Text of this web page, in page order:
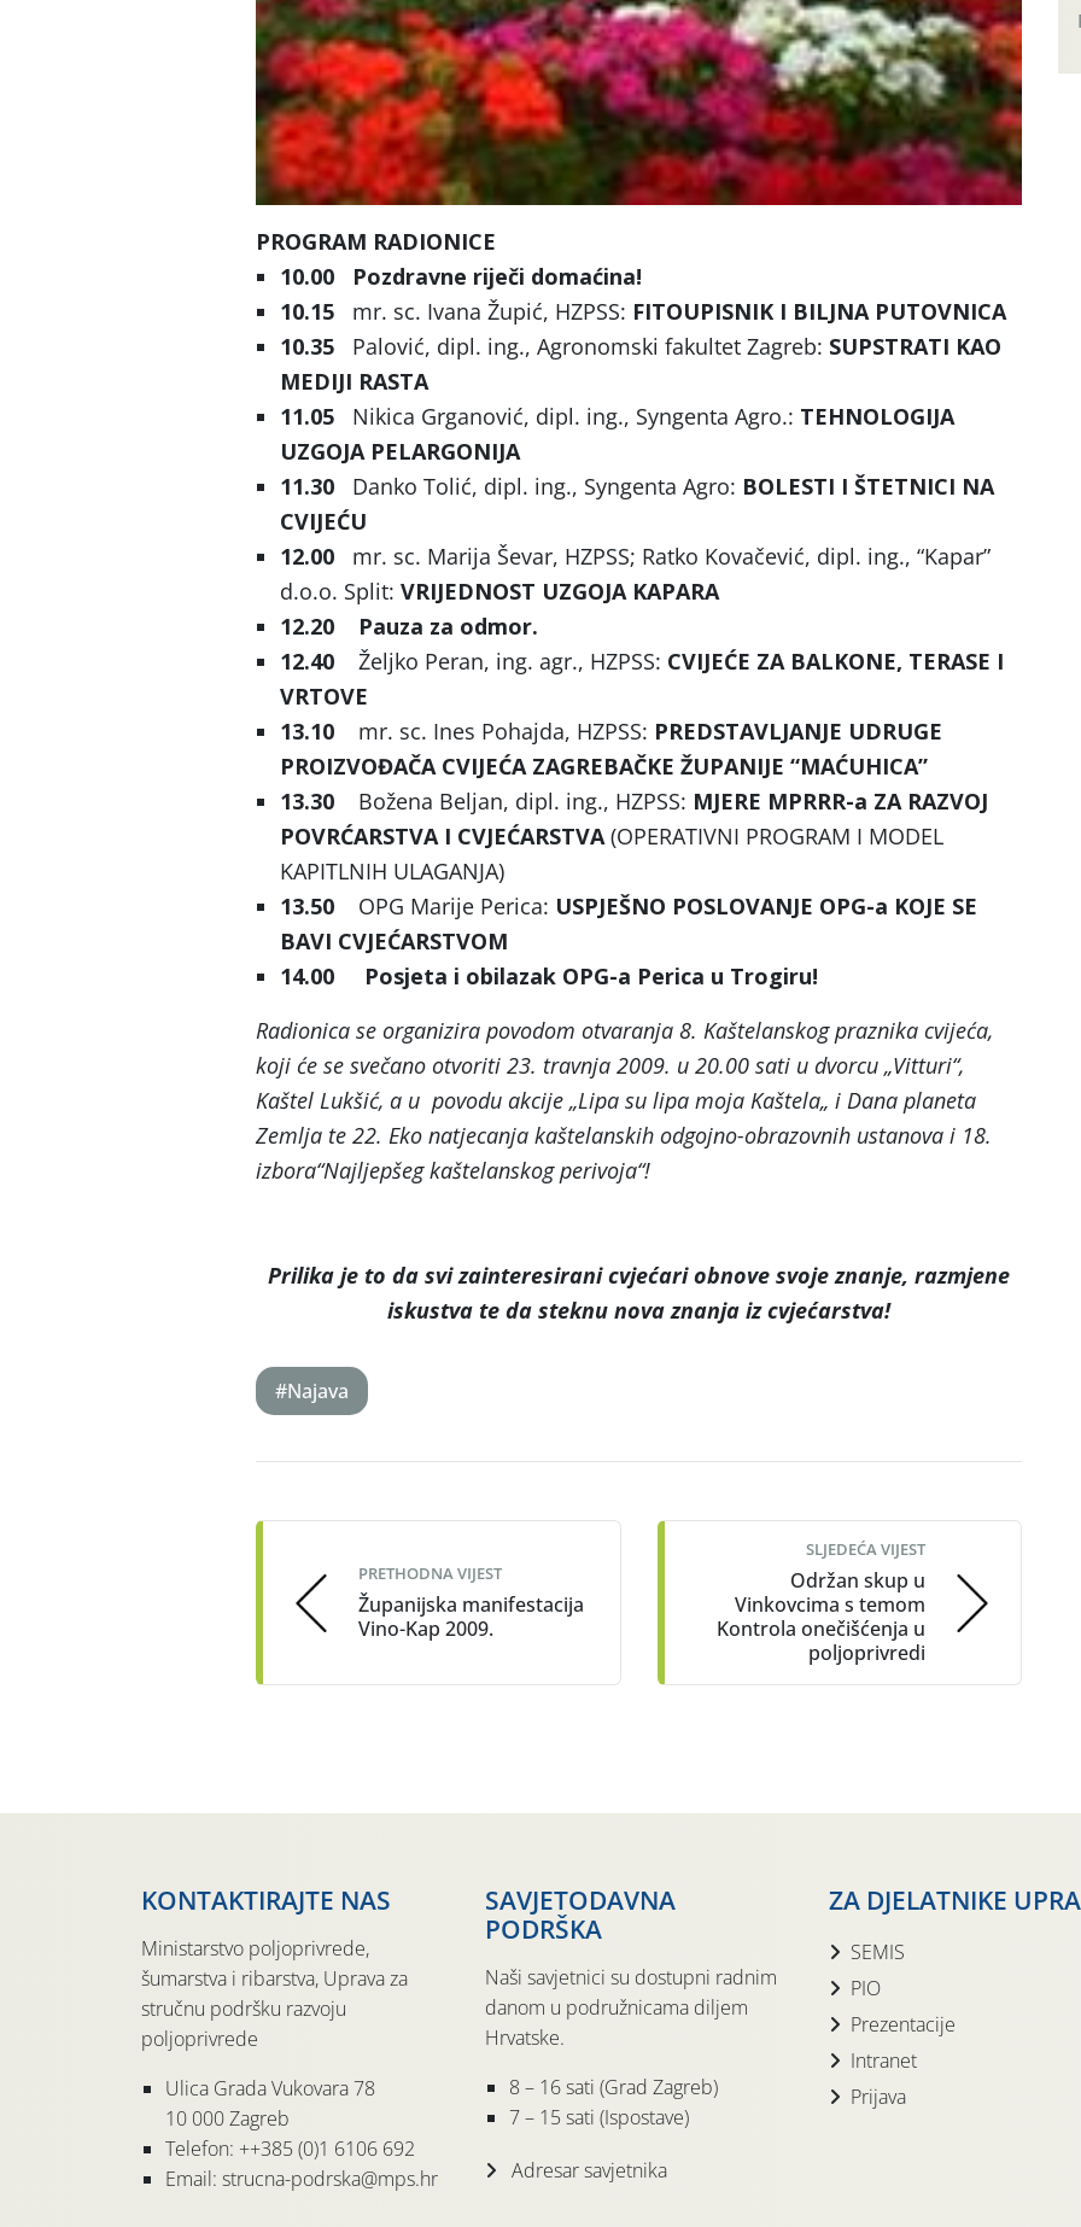
PROGRAM RADIONICE
10.00
Pozdravne riječi domaćina!
10.15
mr. sc. Ivana Župić, HZPSS: FITOUPISNIK I BILJNA PUTOVNICA
10.35 Palović, dipl. ing., Agronomski fakultet Zagreb: SUPSTRATI KAO
MEDIJI RASTA
11.05
Nikica Grganović, dipl. ing., Syngenta Agro.: TEHNOLOGIJA
UZGOJA PELARGONIJA
11.30
Danko Tolić, dipl. ing., Syngenta Agro: BOLESTI I ŠTETNICI NA
CVIJEĆU
12.00
mr. sc. Marija Ševar, HZPSS; Ratko Kovačević, dipl. ing., “Kapar”
d.o.o. Split: VRIJEDNOST UZGOJA KAPARA
12.20 Pauza za odmor.
12.40
Željko Peran, ing. agr., HZPSS: CVIJEĆE ZA BALKONE, TERASE I
VRTOVE
13.10 mr. sc. Ines Pohajda, HZPSS: PREDSTAVLJANJE UDRUGE
PROIZVOĐAČA CVIJEĆA ZAGREBAČKE ŽUPANIJE “MAĆUHICA”
13.30
Božena Beljan, dipl. ing., HZPSS: MJERE MPRRR-a ZA RAZVOJ
POVRĆARSTVA I CVJEĆARSTVA(OPERATIVNI PROGRAM I MODEL
KAPITLNIH ULAGANJA)
13.50
OPG Marije Perica: USPJEŠNO POSLOVANJE OPG-a KOJE SE
BAVI CVJEĆARSTVOM
14.00 Posjeta i obilazak OPG-a Perica u Trogiru!
Radionica se organizira povodom otvaranja 8. Kaštelanskog praznika cvijeća,
koji će se svečano otvoriti 23. travnja 2009. u 20.00 sati u dvorcu „Vitturi“,
Kaštel Lukšić, a u povodu akcije „Lipa su lipa moja Kaštela„ i Dana planeta
Zemlja te 22. Eko natjecanja kaštelanskih odgojno-obrazovnih ustanova i 18.
izbora“Najljepšeg kaštelanskog perivoja“!
Prilika je to da svi zainteresirani cvjećari obnove svoje znanje, razmjene
iskustva te da steknu nova znanja iz cvjećarstva!
#Najava
navigation
PRETHODNA VIJEST
Županijska manifestacija
Vino-Kap 2009.
SLJEDEĆA VIJEST
Održan skup u
Vinkovcima s temom
Kontrola onečišćenja u
poljoprivredi
KONTAKTIRAJTE NAS
Ministarstvo poljoprivrede,
šumarstva i ribarstva, Uprava za
stručnu podršku razvoju
poljoprivrede
Ulica Grada Vukovara 78
10 000 Zagreb
Telefon: ++385 (0)1 6106 692
Email: strucna-podrska@mps.hr
SAVJETODAVNA
PODRŠKA
Naši savjetnici su dostupni radnim
danom u podružnicama diljem
Hrvatske.
8 – 16 sati (Grad Zagreb)
7 – 15 sati (Ispostave)
Adresar savjetnika
ZA DJELATNIKE
SEMIS
PIO
Prezentacije
Intranet
Prijava